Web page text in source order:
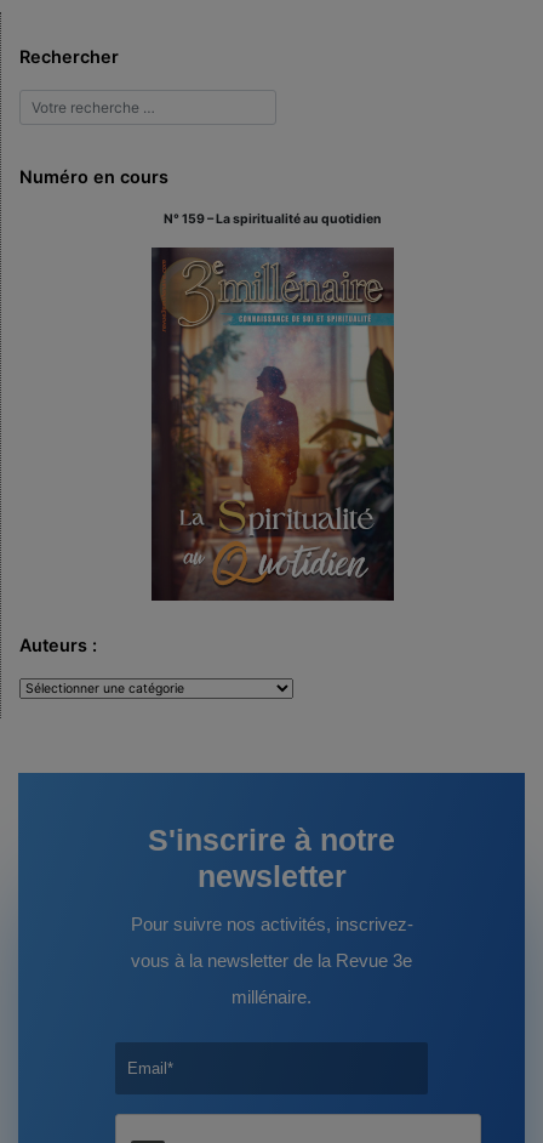
Rechercher
Numéro en cours
N° 159 – La spiritualité au quotidien
Auteurs :
Auteurs
:
S'inscrire à notre
newsletter
Pour suivre nos activités, inscrivez-
vous à la newsletter de la Revue 3e
millénaire.